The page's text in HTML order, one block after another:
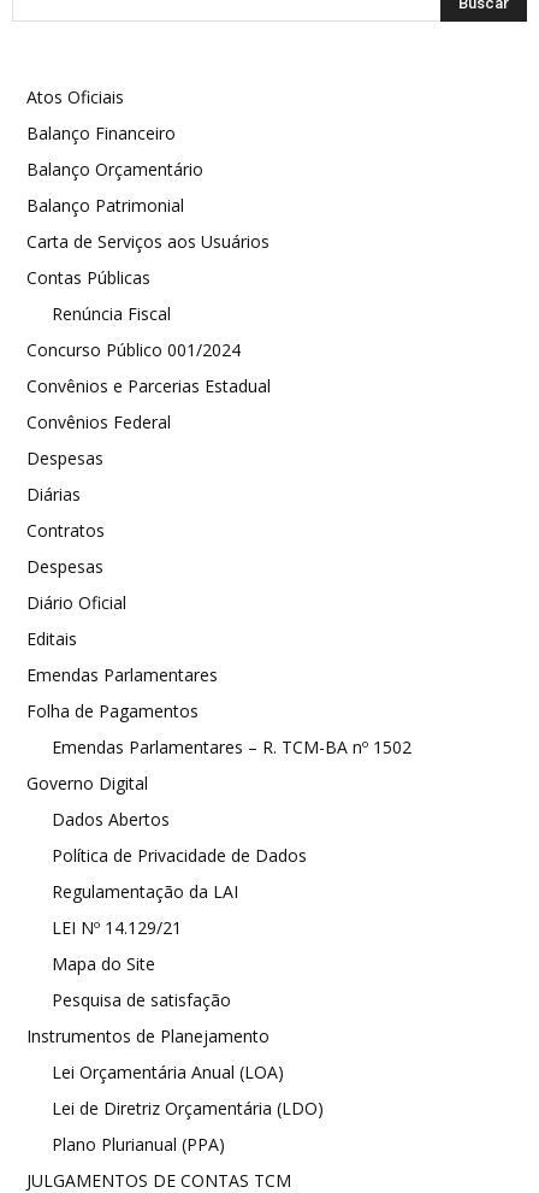
Atos Oficiais
Balanço Financeiro
Balanço Orçamentário
Balanço Patrimonial
Carta de Serviços aos Usuários
Contas Públicas
Renúncia Fiscal
Concurso Público 001/2024
Convênios e Parcerias Estadual
Convênios Federal
Despesas
Diárias
Contratos
Despesas
Diário Oficial
Editais
Emendas Parlamentares
Folha de Pagamentos
Emendas Parlamentares – R. TCM-BA nº 1502
Governo Digital
Dados Abertos
Política de Privacidade de Dados
Regulamentação da LAI
LEI Nº 14.129/21
Mapa do Site
Pesquisa de satisfação
Instrumentos de Planejamento
Lei Orçamentária Anual (LOA)
Lei de Diretriz Orçamentária (LDO)
Plano Plurianual (PPA)
JULGAMENTOS DE CONTAS TCM